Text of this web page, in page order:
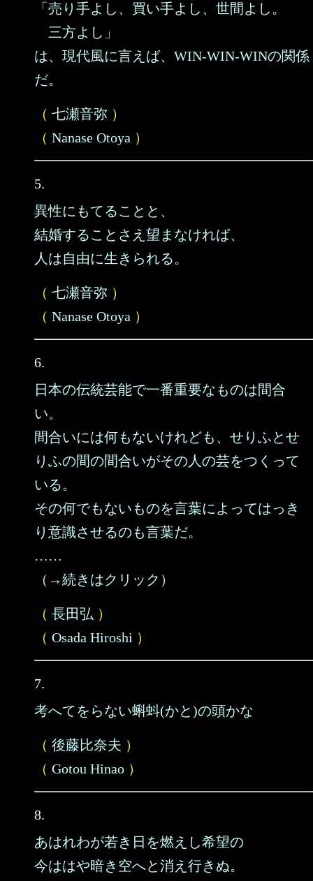
「売り手よし、買い手よし、世間よし。
三方よし」
は、現代風に言えば、WIN-WIN-WINの関係
だ。
（ 七瀬音弥 ）
（ Nanase Otoya ）
5.
異性にもてることと、
結婚することさえ望まなければ、
人は自由に生きられる。
（ 七瀬音弥 ）
（ Nanase Otoya ）
6.
日本の伝統芸能で一番重要なものは間合
い。
間合いには何もないけれども、せりふとせ
りふの間の間合いがその人の芸をつくって
いる。
その何でもないものを言葉によってはっき
り意識させるのも言葉だ。
……
（→続きはクリック）
（ 長田弘 ）
（ Osada Hiroshi ）
7.
考へてをらない蝌蚪(かと)の頭かな
（ 後藤比奈夫 ）
（ Gotou Hinao ）
8.
あはれわが若き日を燃えし希望の
今ははや暗き空へと消え行きぬ。